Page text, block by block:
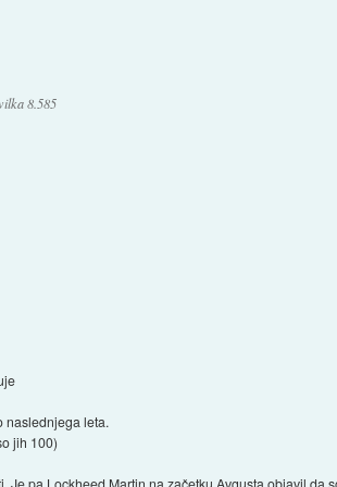
8.585
naslednjega leta.
jih 100)